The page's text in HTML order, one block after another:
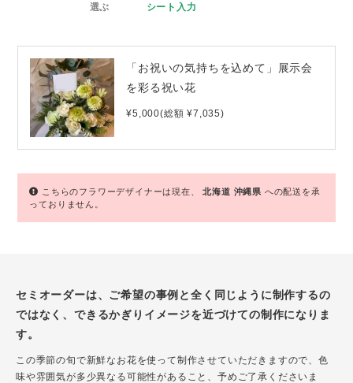
選ぶ
シート入力
「お祝いの気持ちを込めて」展示会
を彩る祝い花
¥5,000(総額 ¥7,035)
こちらのフラワーデザイナーは現在、北海道 沖縄県 への配送を承
っておりません。
セミオーダーは、ご希望の事例と全く同じように制作するの
ではなく、できるかぎりイメージを近づけての制作になりま
す。
この季節の旬で新鮮なお花を使って制作させていただきますので、色
味や雰囲気が多少異なる可能性があること、予めご了承くださいま